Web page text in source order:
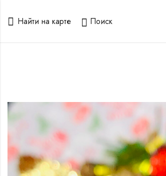
Найти на карте Поиск